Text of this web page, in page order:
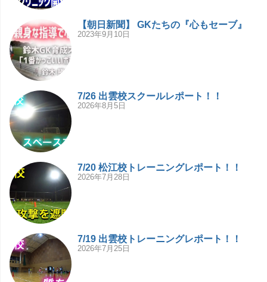
【朝日新聞】 GKたちの『心もセーブ』
2023年9月10日
7/26 出雲校スクールレポート！！
2026年8月5日
7/20 松江校トレーニングレポート！！
2026年7月28日
7/19 出雲校トレーニングレポート！！
2026年7月25日